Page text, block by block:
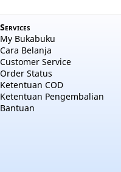
Services
My Bukabuku
Cara Belanja
Customer Service
Order Status
Ketentuan COD
Ketentuan Pengembalian
Bantuan